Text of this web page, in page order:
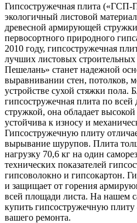
Гипсостружечная плита
экологичный листовой
древесной армирующей
первосортного природного
2010 году, гипсостружечная
лучших листовых
Пешелань» станет надежной
выравнивании стен, потолков,
устройстве сухой стяжки пола.
гипсостружечная плита по
стружкой, она обладает
устойчива к износу и
Гипсостружечную плиту
вырывание шурупов. Плита
нагрузку 70,6 кг на один
технических показателей
гипсоволокно и гипсокартон.
и защищает от горения
всей площади листа. На нашем
купить гипсостружечную
вашего ремонта.